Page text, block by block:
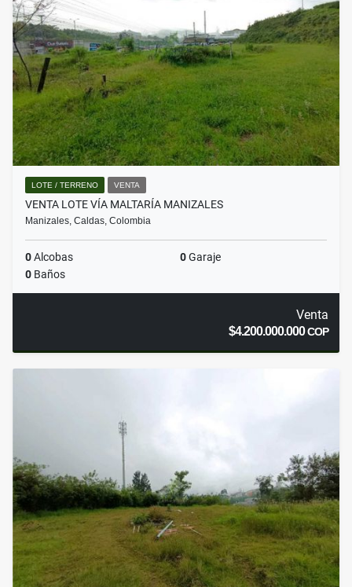
LOTE / TERRENO VENTA
VENTA LOTE VÍA MALTARÍA MANIZALES
Manizales, Caldas, Colombia
0Alcobas 0Garaje
0 Baños
Venta
$4.200.000.000COP